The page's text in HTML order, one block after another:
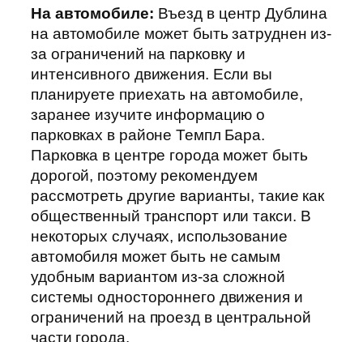
На автомобиле: Въезд в центр Дублина
на автомобиле может быть затруднен из-
за ограничений на парковку и
интенсивного движения. Если вы
планируете приехать на автомобиле,
заранее изучите информацию о
парковках в районе Темпл Бара.
Парковка в центре города может быть
дорогой, поэтому рекомендуем
рассмотреть другие варианты, такие как
общественный транспорт или такси. В
некоторых случаях, использование
автомобиля может быть не самым
удобным вариантом из-за сложной
системы одностороннего движения и
ограничений на проезд в центральной
части города.